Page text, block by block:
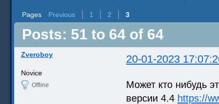
Pages Previous 1 2 3
Posts: 51 to 64 of 64
Zveroboy 20-01-2023
Novice
Offline
Может кто нибудь
версии 4.4 https://